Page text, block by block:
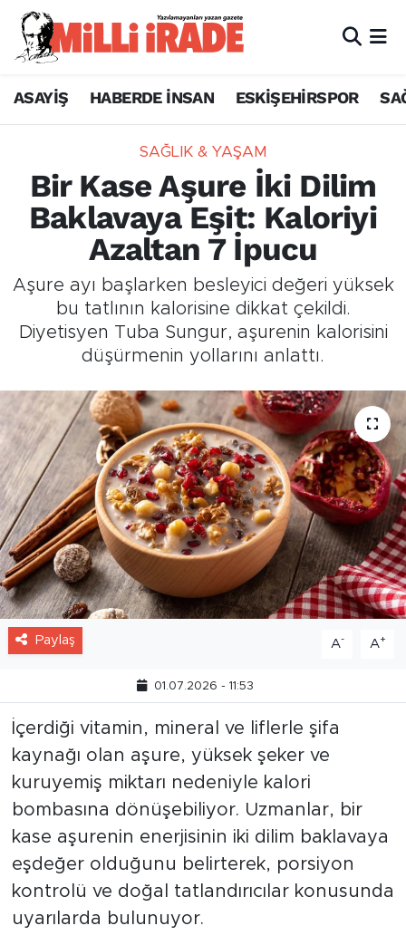
ASAYİŞ HABERDE İNSAN ESKİŞEHİRSPOR
SAĞLIK & YAŞAM
Bir Kase Aşure İki Dilim
Baklavaya Eşit: Kaloriyi
Azaltan 7 İpucu
Aşure ayı başlarken besleyici değeri yüksek
bu tatlının kalorisine dikkat çekildi.
Diyetisyen Tuba Sungur, aşurenin kalorisini
düşürmenin yollarını anlattı.
Paylaş A- A+
01.07.2026 - 11:53
İçerdiği vitamin, mineral ve liflerle şifa
kaynağı olan aşure, yüksek şeker ve
kuruyemiş miktarı nedeniyle kalori
bombasına dönüşebiliyor. Uzmanlar, bir
kase aşurenin enerjisinin iki dilim baklavaya
eşdeğer olduğunu belirterek, porsiyon
kontrolü ve doğal tatlandırıcılar konusunda
uyarılarda bulunuyor.